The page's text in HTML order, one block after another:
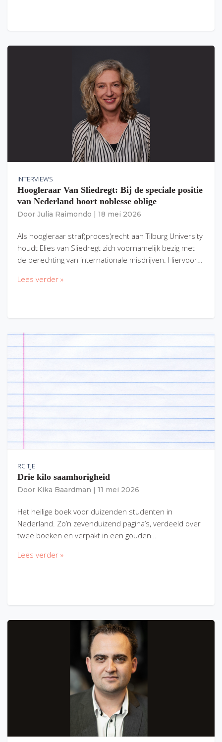
INTERVIEWS
Hoogleraar Van Sliedregt: Bij de speciale positie
van Nederland hoort noblesse oblige
Door Julia Raimondo 18 mei 2026
Als hoogleraar straf(proces)recht aan Tilburg University
houdt Elies van Sliedregt zich voornamelijk bezig met
de berechting van internationale misdrijven. Hiervoor…
Lees verder »
RC'TJE
Drie kilo saamhorigheid
Door Kika Baardman 11 mei 2026
Het heilige boek voor duizenden studenten in
Nederland. Zo’n zevenduizend pagina’s, verdeeld over
twee boeken en verpakt in een gouden…
Lees verder »